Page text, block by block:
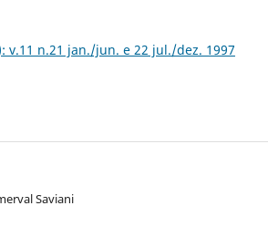
v.11 n.21 jan./jun. e 22 jul./dez. 1997
Saviani